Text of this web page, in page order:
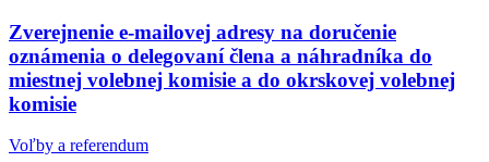
Zverejnenie e-mailovej adresy na doručenie
oznámenia o delegovaní člena a náhradníka do
miestnej volebnej komisie a do okrskovej volebnej
komisie
Voľby a referendum